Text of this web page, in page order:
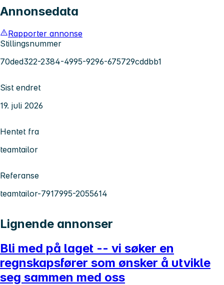
Annonsedata
Rapporter annonse
Stillingsnummer
70ded322-2384-4995-9296-675729cddbb1
Sist endret
19. juli 2026
Hentet fra
teamtailor
Referanse
teamtailor-7917995-2055614
Lignende annonser
Bli med på laget -- vi søker en
regnskapsfører som ønsker å utvikle
seg sammen med oss